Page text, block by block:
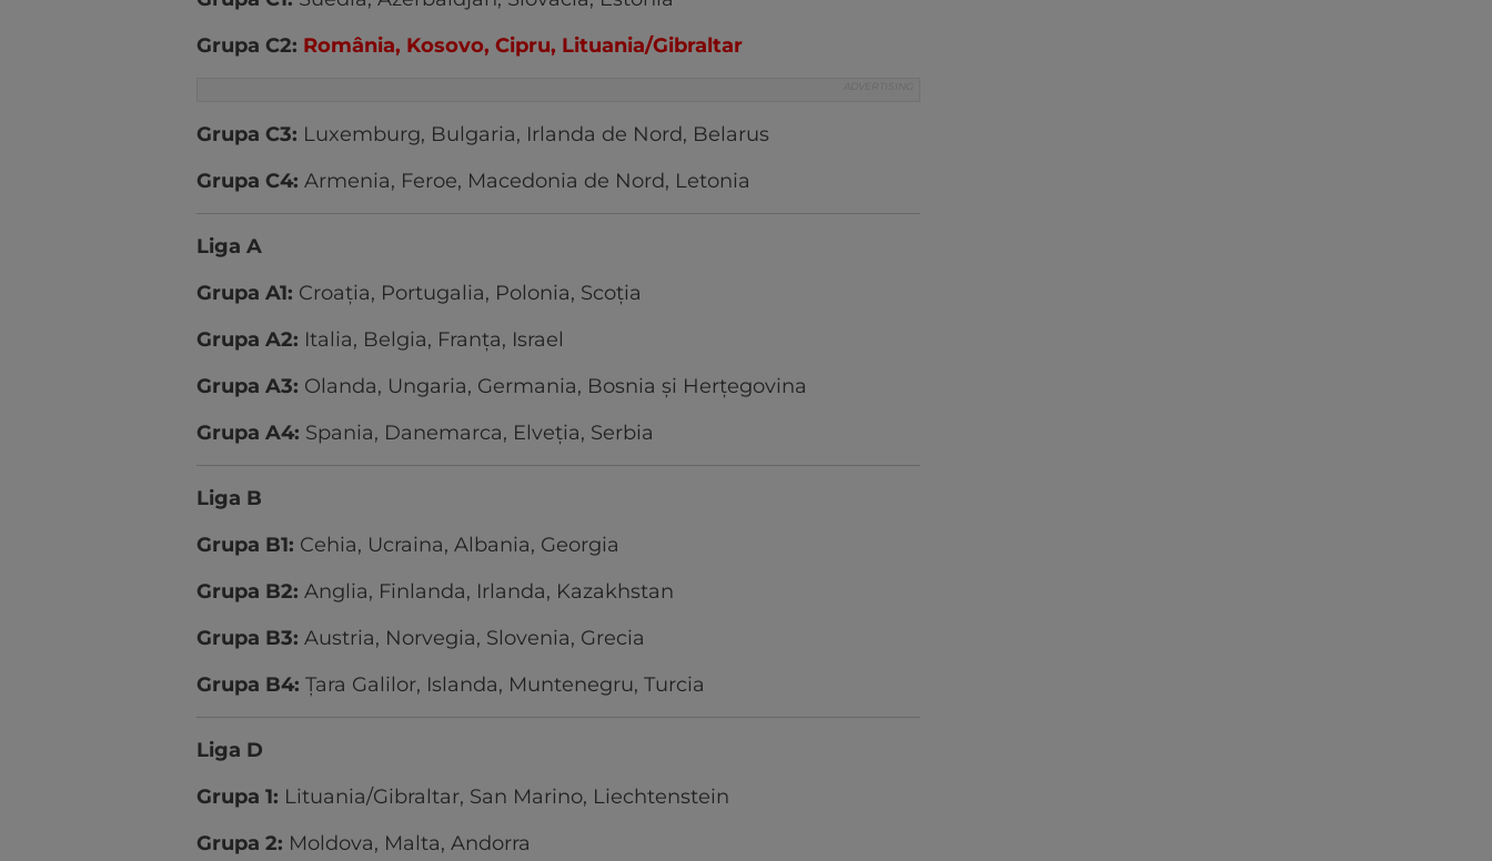
Grupa C2: România, Kosovo, Cipru, Lituania/Gibraltar
Grupa C3: Luxemburg, Bulgaria, Irlanda de Nord, Belarus
Grupa C4: Armenia, Feroe, Macedonia de Nord, Letonia
Liga A
Grupa A1: Croația, Portugalia, Polonia, Scoția
Grupa A2: Italia, Belgia, Franța, Israel
Grupa A3: Olanda, Ungaria, Germania, Bosnia și Herțegovina
Grupa A4: Spania, Danemarca, Elveția, Serbia
Liga B
Grupa B1: Cehia, Ucraina, Albania, Georgia
Grupa B2: Anglia, Finlanda, Irlanda, Kazakhstan
Grupa B3: Austria, Norvegia, Slovenia, Grecia
Grupa B4: Țara Galilor, Islanda, Muntenegru, Turcia
Liga D
Grupa 1: Lituania/Gibraltar, San Marino, Liechtenstein
Grupa 2: Moldova, Malta, Andorra